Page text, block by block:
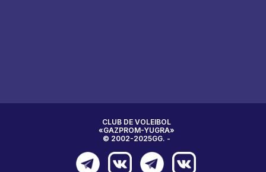
CLUB DE VOLEIBOL
«GAZPROM-YUGRA»
© 2002-2025GG. -